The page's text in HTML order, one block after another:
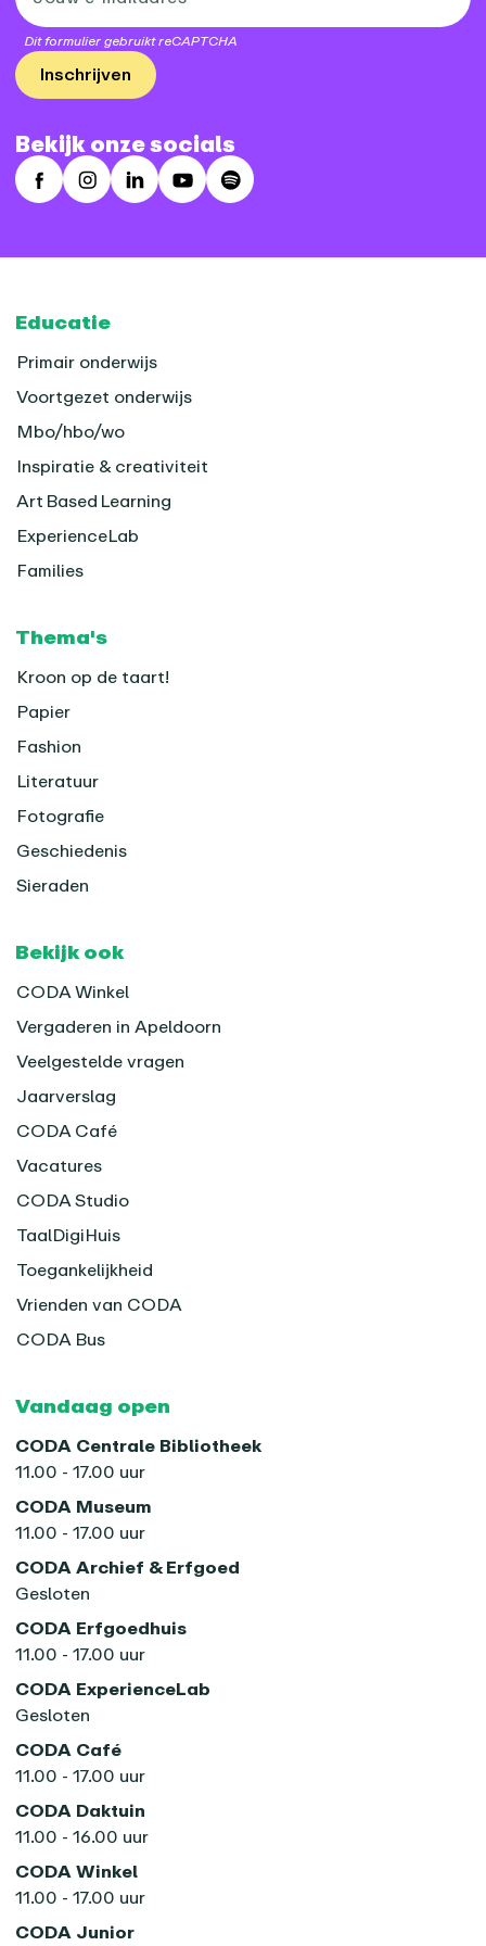
Dit formulier gebruikt reCAPTCHA
Inschrijven
Bekijk onze socials
FacebookInstagram
LinkedInYoutubeSpotify
Footer
Educatie
Primair onderwijs
Voortgezet onderwijs
Mbo/hbo/wo
Inspiratie & creativiteit
Art Based Learning
ExperienceLab
Families
Thema's
Kroon op de taart!
Papier
Fashion
Literatuur
Fotografie
Geschiedenis
Sieraden
Bekijk ook
CODA Winkel
Vergaderen in Apeldoorn
Veelgestelde vragen
Jaarverslag
CODA Café
Vacatures
CODA Studio
TaalDigiHuis
Toegankelijkheid
Vrienden van CODA
CODA Bus
Vandaag open
CODA Centrale Bibliotheek
11.00 - 17.00 uur
CODA Museum
11.00 - 17.00 uur
CODA Archief & Erfgoed
Gesloten
CODA Erfgoedhuis
11.00 - 17.00 uur
CODA ExperienceLab
Gesloten
CODA Café
11.00 - 17.00 uur
CODA Daktuin
11.00 - 16.00 uur
CODA Winkel
11.00 - 17.00 uur
CODA Junior